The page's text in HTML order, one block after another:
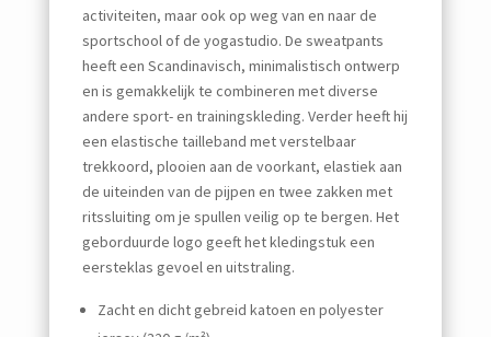
activiteiten, maar ook op weg van en naar de
sportschool of de yogastudio. De sweatpants
heeft een Scandinavisch, minimalistisch ontwerp
en is gemakkelijk te combineren met diverse
andere sport- en trainingskleding. Verder heeft hij
een elastische tailleband met verstelbaar
trekkoord, plooien aan de voorkant, elastiek aan
de uiteinden van de pijpen en twee zakken met
ritssluiting om je spullen veilig op te bergen. Het
geborduurde logo geeft het kledingstuk een
eersteklas gevoel en uitstraling.
Zacht en dicht gebreid katoen en polyester